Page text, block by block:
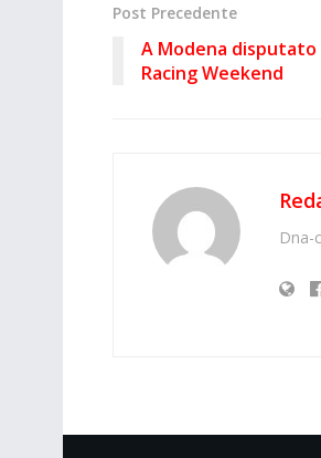
Post Precedente
A Modena disputato
Racing Weekend
Dna-